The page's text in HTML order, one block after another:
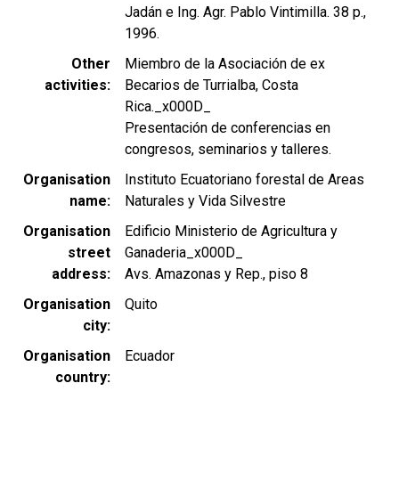
Jadán e Ing. Agr. Pablo Vintimilla. 38 p.,
1996.
Other
activities
Miembro de la Asociación de ex
Becarios de Turrialba, Costa
Rica._x000D_
Presentación de conferencias en
congresos, seminarios y talleres.
Organisation
name
Instituto Ecuatoriano forestal de Areas
Naturales y Vida Silvestre
Organisation
street
address
Edificio Ministerio de Agricultura y
Ganaderia_x000D_
Avs. Amazonas y Rep., piso 8
Organisation
city
Quito
Organisation
country
Ecuador